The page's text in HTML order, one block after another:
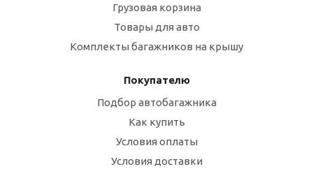
Грузовая корзина
Товары для авто
Комплекты багажников на крышу
Покупателю
Подбор автобагажника
Как купить
Условия оплаты
Условия доставки